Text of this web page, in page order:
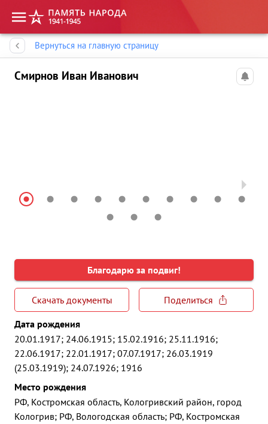
Вернуться на главную страницу
Смирнов Иван Иванович
Благодарю за подвиг!
Скачать документы
Поделиться
Дата рождения
20.01.1917; 24.06.1915; 15.02.1916; 25.11.1916;
22.06.1917; 22.01.1917; 07.07.1917; 26.03.1919
(25.03.1919); 24.07.1926; 1916
Место рождения
РФ, Костромская область, Кологривский район, город
Кологрив; РФ, Вологодская область; РФ, Костромская
Память народа